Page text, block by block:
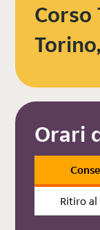
Corso
Orari
Ritiro